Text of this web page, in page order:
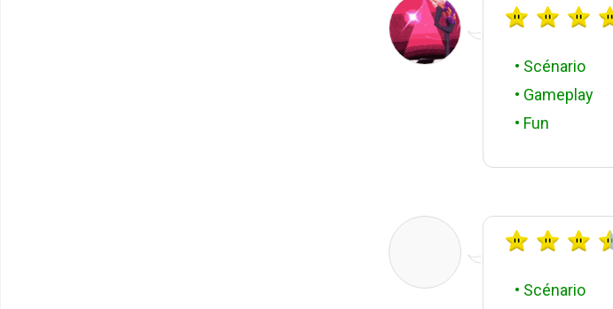
• Scénario
• Gameplay
• Fun
• Scénario